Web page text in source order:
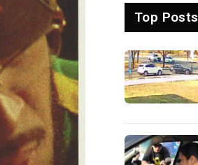
Top Posts